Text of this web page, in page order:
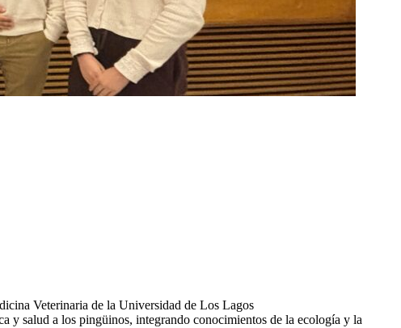
Veterinaria de la Universidad de Los Lagos
y salud a los pingüinos, integrando conocimientos de la ecología y la